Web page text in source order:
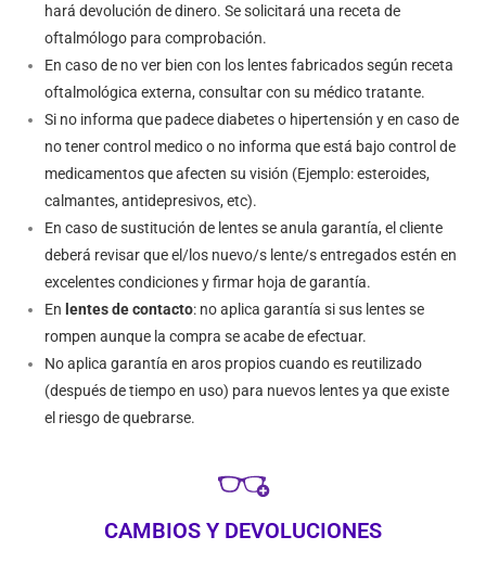
hará devolución de dinero. Se solicitará una receta de
oftalmólogo para comprobación.
En caso de no ver bien con los lentes fabricados según receta
oftalmológica externa, consultar con su médico tratante.
Si no informa que padece diabetes o hipertensión y en caso de
no tener control medico o no informa que está bajo control de
medicamentos que afecten su visión (Ejemplo: esteroides,
calmantes, antidepresivos, etc).
En caso de sustitución de lentes se anula garantía, el cliente
deberá revisar que el/los nuevo/s lente/s entregados estén en
excelentes condiciones y firmar hoja de garantía.
En lentes de contacto: no aplica garantía si sus lentes se
rompen aunque la compra se acabe de efectuar.
No aplica garantía en aros propios cuando es reutilizado
(después de tiempo en uso) para nuevos lentes ya que existe
el riesgo de quebrarse.
CAMBIOS Y DEVOLUCIONES